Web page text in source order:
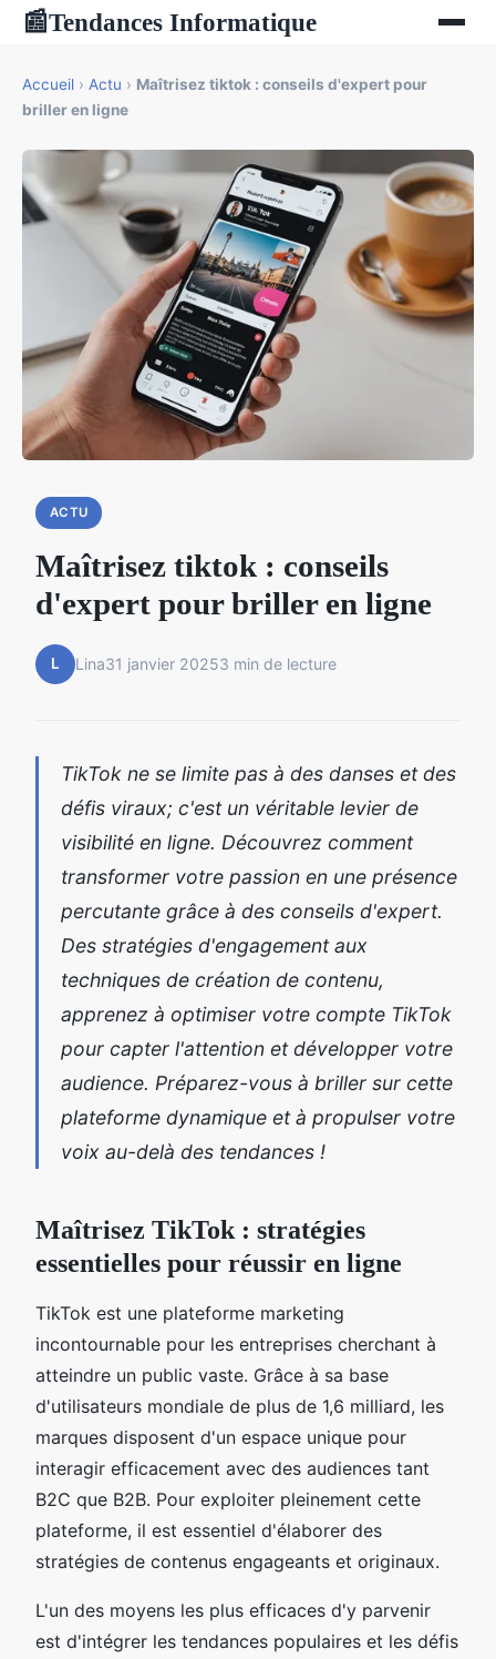
📰Tendances Informatique
Accueil › Actu › Maîtrisez tiktok : conseils d'expert pour
briller en ligne
ACTU
Maîtrisez tiktok : conseils
d'expert pour briller en ligne
L Lina31 janvier 20253 min de lecture
TikTok ne se limite pas à des danses et des
défis viraux; c'est un véritable levier de
visibilité en ligne. Découvrez comment
transformer votre passion en une présence
percutante grâce à des conseils d'expert.
Des stratégies d'engagement aux
techniques de création de contenu,
apprenez à optimiser votre compte TikTok
pour capter l'attention et développer votre
audience. Préparez-vous à briller sur cette
plateforme dynamique et à propulser votre
voix au-delà des tendances !
Maîtrisez TikTok : stratégies
essentielles pour réussir en ligne
TikTok est une plateforme marketing
incontournable pour les entreprises cherchant à
atteindre un public vaste. Grâce à sa base
d'utilisateurs mondiale de plus de 1,6 milliard, les
marques disposent d'un espace unique pour
interagir efficacement avec des audiences tant
B2C que B2B. Pour exploiter pleinement cette
plateforme, il est essentiel d'élaborer des
stratégies de contenus engageants et originaux.
L'un des moyens les plus efficaces d'y parvenir
est d'intégrer les tendances populaires et les défis